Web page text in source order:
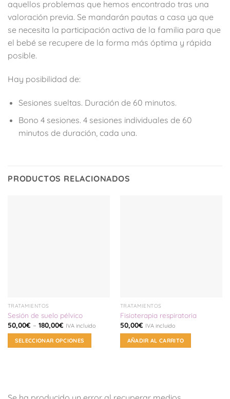
aquellos problemas que hemos encontrado tras una
valoración previa. Se mandarán pautas a casa ya que
se necesita la participación activa de la familia para que
el bebé se recupere de la forma más óptima y rápida
posible.
Hay posibilidad de:
Sesiones sueltas. Duración de 60 minutos.
Bono 4 sesiones. 4 sesiones individuales de 60
minutos de duración, cada una.
PRODUCTOS RELACIONADOS
TRATAMIENTOS
Sesión de suelo pélvico
50,00€ – 180,00€ IVA incluido
SELECCIONAR OPCIONES
variantes.
TRATAMIENTOS
Fisioterapia respiratoria
50,00€ IVA incluido
AÑADIR AL CARRITO